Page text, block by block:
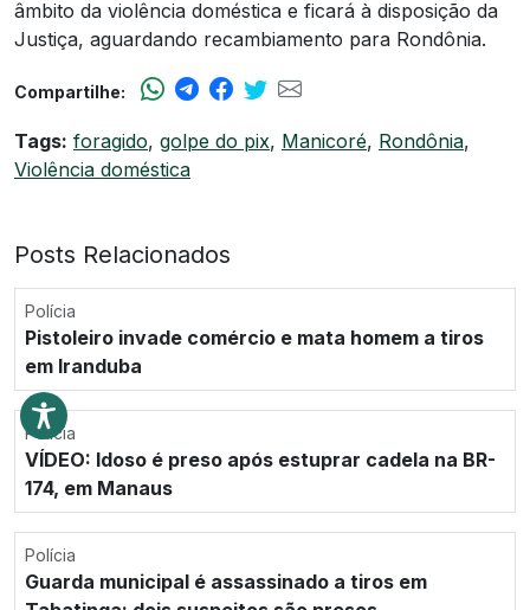
âmbito da violência doméstica e ficará à disposição da
Justiça, aguardando recambiamento para Rondônia.
Compartilhe:
Tags: foragido, golpe do pix, Manicoré, Rondônia,
Violência doméstica
Posts Relacionados
Polícia
Pistoleiro invade comércio e mata homem a tiros
em Iranduba
Polícia
VÍDEO: Idoso é preso após estuprar cadela na BR-
174, em Manaus
Polícia
Guarda municipal é assassinado a tiros em